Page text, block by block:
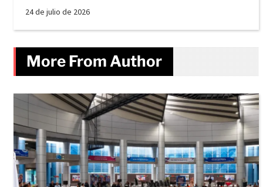
24 de julio de 2026
More From Author